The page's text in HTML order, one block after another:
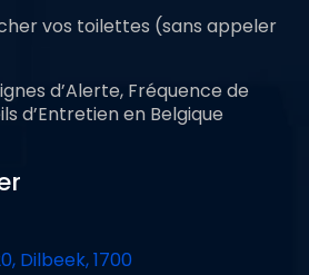
vos toilettes (sans appeler
d’Alerte, Fréquence de
d’Entretien en Belgique
Dilbeek, 1700